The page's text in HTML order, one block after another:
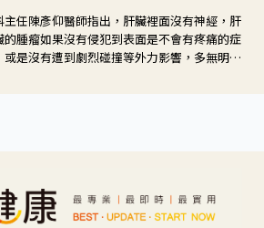
任陳彥仰醫師指出，肝臟裡面沒有神經，肝
腫瘤如果沒有侵犯到表面是不會有疼痛的症
是沒有遭到劇烈碰撞等外力影響，多無明顯